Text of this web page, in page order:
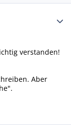
verstanden!
Aber